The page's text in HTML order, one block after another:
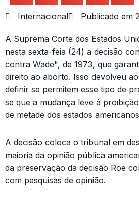
Internacional Publicado em
A Suprema Corte dos Estados
nesta sexta-feia (24) a decisão
contra Wade", de 1973, que
direito ao aborto. Isso devolveu
definir se permitem esse tipo de
se que a mudança leve à
de metade dos estados
A decisão coloca o tribunal em
maioria da opinião pública
da preservação da decisão Roe
com pesquisas de opinião.